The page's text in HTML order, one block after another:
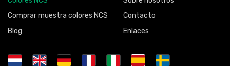
Comprar muestra colores NCS
Blog
Contacto
Enlaces